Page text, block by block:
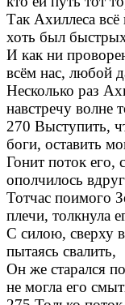
Так Ахиллеса всё
хоть был
И как ни
всём нас, любой
Несколько раз
навстречу волне
270 Выступить,
боги, оставить
Гонит поток его,
ополчилось
Тотчас поимого
плечи, толкнула
С силою, сверху
пытаясь свалить,
Он же старался
не могла его